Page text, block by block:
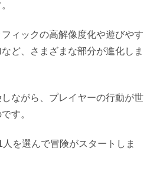
ィックの高解像度化や遊びやす
ど、さまざまな部分が進化しま
ながら、プレイヤーの行動が世
す。
を選んで冒険がスタートしま